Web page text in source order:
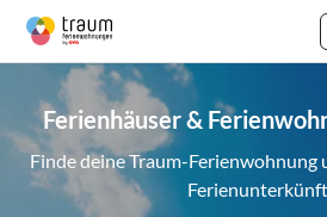
Ferienhäuser &
Finde deine Traum-Ferienwohnung